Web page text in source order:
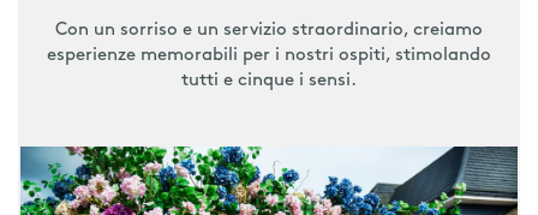
Con un sorriso e un servizio straordinario, creiamo
esperienze memorabili per i nostri ospiti, stimolando
tutti e cinque i sensi.